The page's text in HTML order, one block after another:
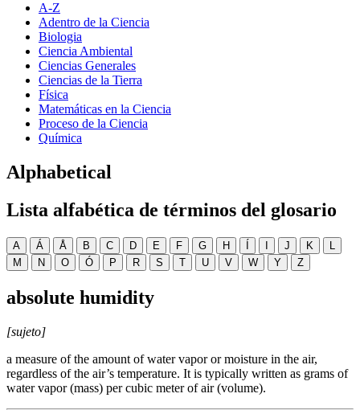
A-Z
Adentro de la Ciencia
Biologia
Ciencia Ambiental
Ciencias Generales
Ciencias de la Tierra
Física
Matemáticas en la Ciencia
Proceso de la Ciencia
Química
Alphabetical
Lista alfabética de términos del glosario
A Á Å B C D E F G H Í I J K
L
M
N O Ó P R S T U V W Y Z
absolute humidity
[sujeto]
a measure of the amount of water vapor or moisture in the air,
regardless of the air’s temperature. It is typically written as grams of
water vapor (mass) per cubic meter of air (volume).